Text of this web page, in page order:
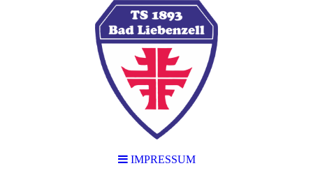
IMPRESSUM